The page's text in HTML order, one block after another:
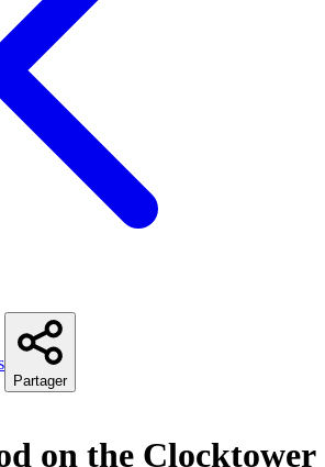
Partager
on the Clocktower